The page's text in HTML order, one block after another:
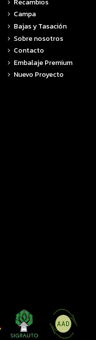
Recambios
Campa
Bajas y Tasación
Sobre nosotros
Contacto
Embalaje Premium
Nuevo Proyecto